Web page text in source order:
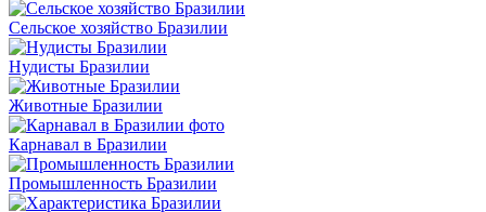
Сельское хозяйство Бразилии
Нудисты Бразилии
Животные Бразилии
Карнавал в Бразилии
Промышленность Бразилии